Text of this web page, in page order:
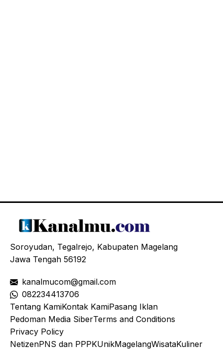
Soroyudan, Tegalrejo, Kabupaten Magelang
Jawa Tengah 56192
kanalmucom@gmail.com
082234413706
Tentang KamiKontak KamiPasang Iklan
Pedoman Media SiberTerms and Conditions
Privacy Policy
NetizenPNS dan PPPKUnikMagelangWisataKuliner